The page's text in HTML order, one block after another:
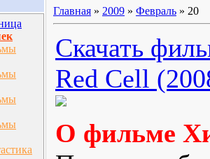
Главная » 2009 » Февраль » 20
Скачать
Red Cell
О фильме